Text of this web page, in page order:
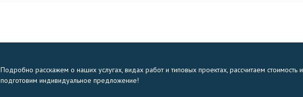
Подробно расскажем о наших услугах, видах работ и типовых проектах, рассчитаем стоимость и
подготовим индивидуальное предложение!